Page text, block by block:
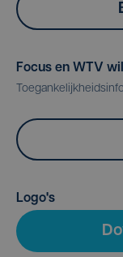
Focus en WTV
Logo's